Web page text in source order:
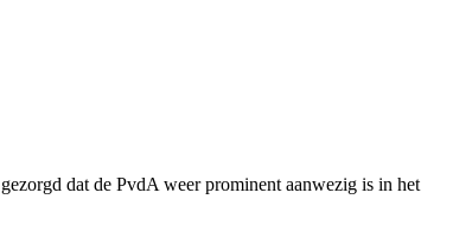
dat de PvdA weer prominent aanwezig is in het